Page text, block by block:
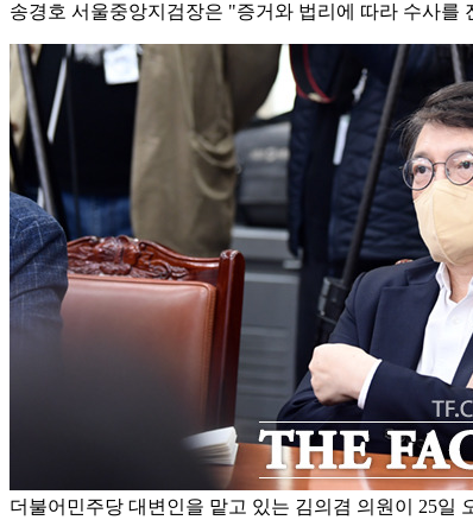
송경호 서울중앙지검장은 "증거와 법리에 따라 수사를
더불어민주당 대변인을 맡고 있는 김의겸 의원이 25일